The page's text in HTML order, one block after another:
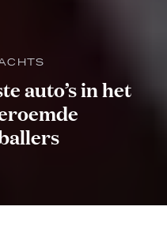
auto’s in het